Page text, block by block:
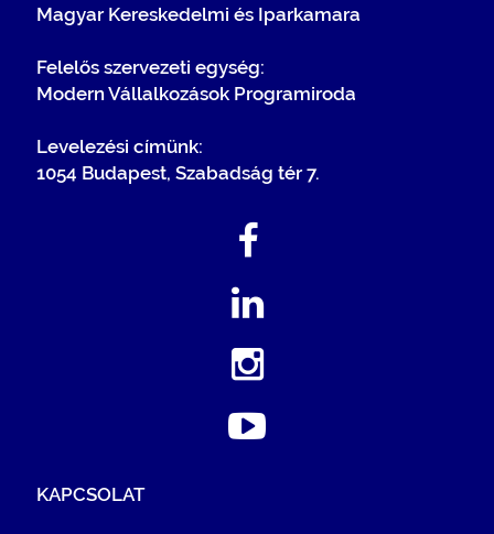
Magyar Kereskedelmi és Iparkamara
Felelős szervezeti egység:
Modern Vállalkozások Programiroda
Levelezési címünk:
1054 Budapest, Szabadság tér 7.
KAPCSOLAT